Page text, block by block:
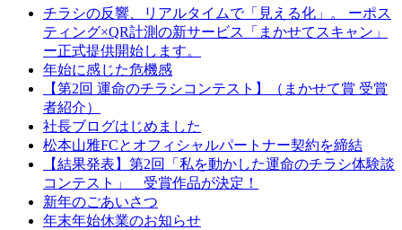
チラシの反響、リアルタイムで「見える化」。 ーポス
ティング×QR計測の新サービス「まかせてスキャン」
ー正式提供開始します。
年始に感じた危機感
【第2回 運命のチラシコンテスト】（まかせて賞 受賞
者紹介）
社長ブログはじめました
松本山雅FCとオフィシャルパートナー契約を締結
【結果発表】第2回「私を動かした運命のチラシ体験談
コンテスト」 受賞作品が決定！
新年のごあいさつ
年末年始休業のお知らせ